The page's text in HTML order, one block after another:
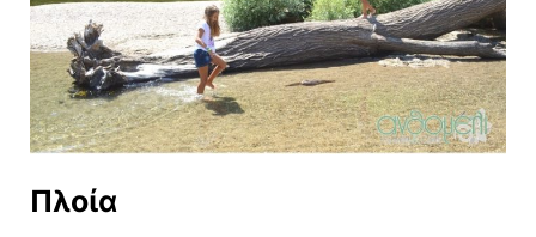
Πλοία